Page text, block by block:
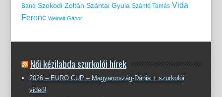
Band Szokodi Zoltán Szántai Gyula Szántó Tamás Vida
Ferenc Weinelt Gábor
Női kézilabda szurkolói hírek
2026 – EURO CUP – Magyarország-Dánia + szurkolói
videó!